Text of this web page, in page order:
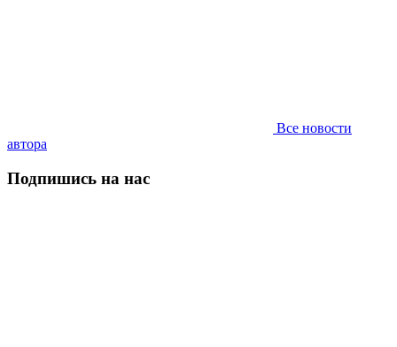
Все новости
автора
Подпишись на нас